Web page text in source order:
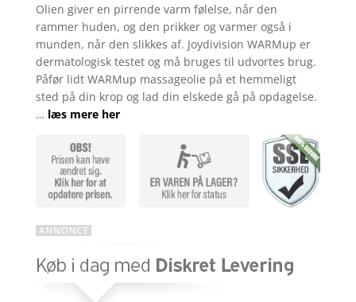
Olien giver en pirrende varm følelse, når den
rammer huden, og den prikker og varmer også i
munden, når den slikkes af. Joydivision WARMup er
dermatologisk testet og må bruges til udvortes brug.
Påfør lidt WARMup massageolie på et hemmeligt
sted på din krop og lad din elskede gå på opdagelse.
… læs mere her